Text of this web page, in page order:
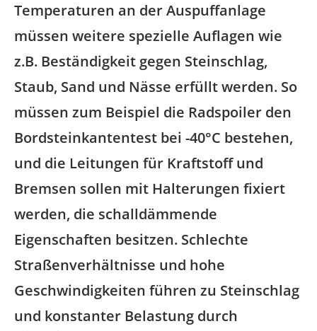
Temperaturen an der Auspuffanlage
müssen weitere spezielle Auflagen wie
z.B. Beständigkeit gegen Steinschlag,
Staub, Sand und Nässe erfüllt werden. So
müssen zum Beispiel die Radspoiler den
Bordsteinkantentest bei -40°C bestehen,
und die Leitungen für Kraftstoff und
Bremsen sollen mit Halterungen fixiert
werden, die schalldämmende
Eigenschaften besitzen. Schlechte
Straßenverhältnisse und hohe
Geschwindigkeiten führen zu Steinschlag
und konstanter Belastung durch